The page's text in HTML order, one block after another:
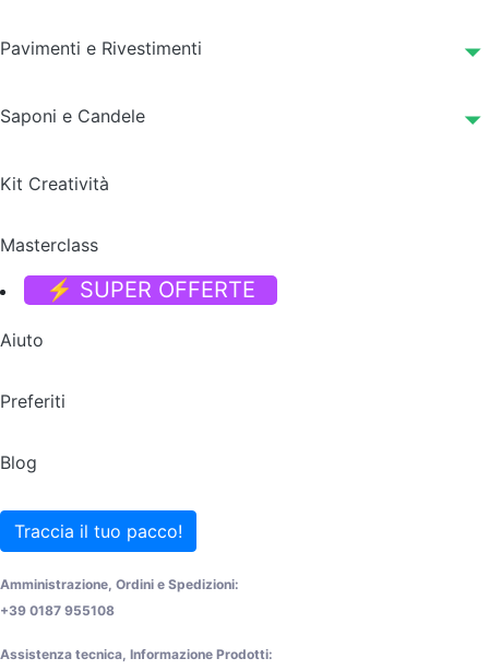
Pavimenti e Rivestimenti
Saponi e Candele
Kit Creatività
Masterclass
⚡ SUPER OFFERTE
Aiuto
Preferiti
Blog
Traccia il tuo pacco!
Amministrazione, Ordini e Spedizioni:
+39 0187 955108
Assistenza tecnica, Informazione Prodotti: